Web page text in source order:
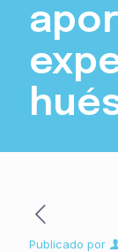
Publicado por